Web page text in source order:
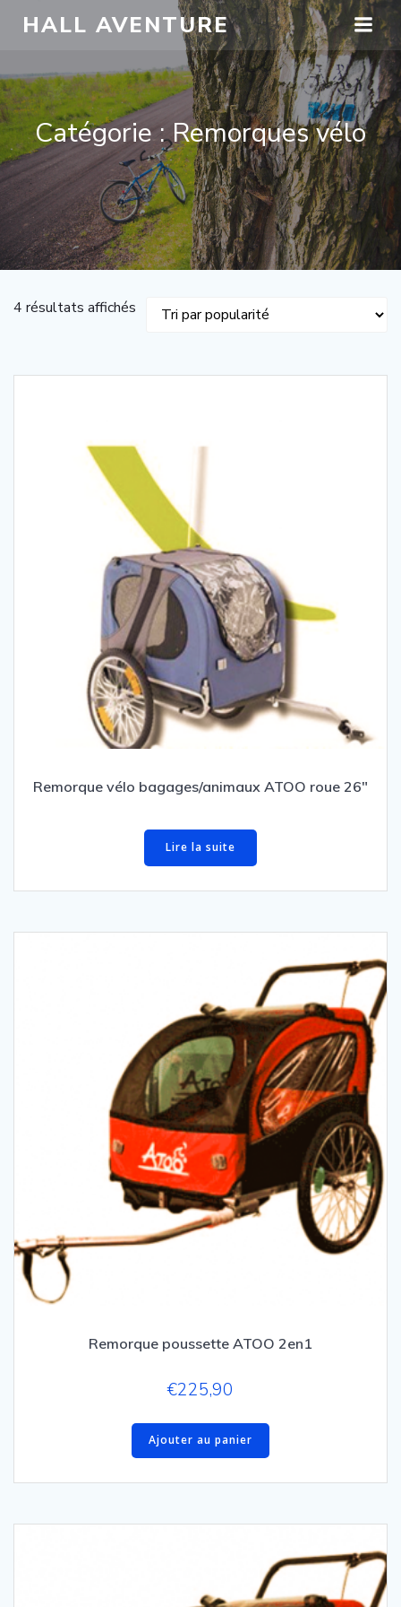
HALL AVENTURE
Catégorie : Remorques vélo
4 résultats affichés
Remorque vélo bagages/animaux ATOO roue 26″
Lire la suite
Remorque poussette ATOO 2en1
€225,90
Ajouter au panier